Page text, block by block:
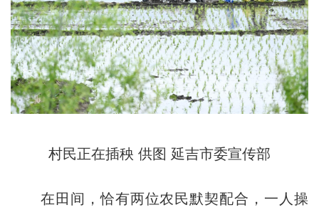
村民正在插秧 供图 延吉市委宣传部
在田间，恰有两位农民默契配合，一人操